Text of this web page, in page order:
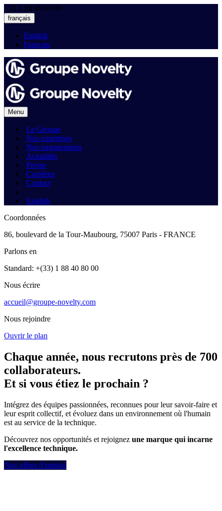
+33 1 88 40 80 00
français
English
Français
Menu
Le Groupe
Nos expertises
Nos engagements
Actualités
Presse
Carrières
Contact
English
Coordonnées
86, boulevard de la Tour-Maubourg, 75007 Paris - FRANCE
Parlons en
Standard: +(33) 1 88 40 80 00
Nous écrire
accueil@groupe-novelty.com
Nous rejoindre
Ouvrir le plan
Chaque année, nous recrutons près de 700
collaborateurs.
Et si vous étiez le prochain ?
Intégrez des équipes passionnées, reconnues pour leur savoir-faire et
leur esprit collectif, et évoluez dans un environnement où l'humain
est au service de la technique.
Découvrez nos opportunités et rejoignez une marque qui incarne
l'excellence technique.
Nos offres d'emploi